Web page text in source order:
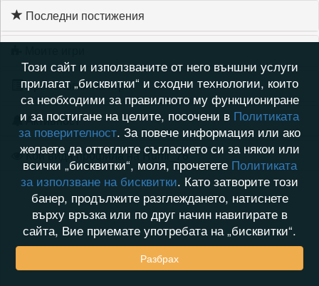
Последни постижения
Хронология на игри
Активност
Кой видя профила на Rumi_76
Този сайт и използваните от него външни услуги
прилагат „бисквитки“ и сходни технологии, които
са необходими за правилното му функциониране
и за постигане на целите, посочени в Политиката
за поверителност. За повече информация или ако
желаете да оттеглите съгласието си за някои или
всички „бисквитки“, моля, прочетете Политиката
за използване на бисквитки. Като затворите този
банер, продължите разглеждането, натиснете
върху връзка или по друг начин навигирате в
сайта, Вие приемате употребата на „бисквитки“.
Разбрах